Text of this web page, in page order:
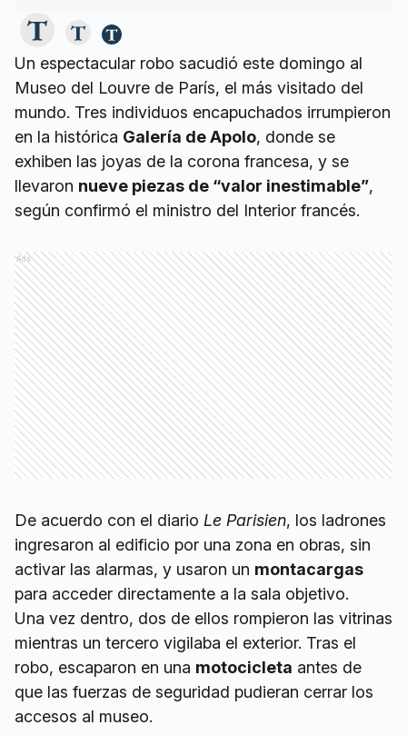
Un espectacular robo sacudió este domingo al
Museo del Louvre de París, el más visitado del
mundo. Tres individuos encapuchados irrumpieron
en la histórica Galería de Apolo, donde se
exhiben las joyas de la corona francesa, y se
llevaron nueve piezas de “valor inestimable”,
según confirmó el ministro del Interior francés.
Ads
De acuerdo con el diario Le Parisien, los ladrones
ingresaron al edificio por una zona en obras, sin
activar las alarmas, y usaron un montacargas
para acceder directamente a la sala objetivo.
Una vez dentro, dos de ellos rompieron las vitrinas
mientras un tercero vigilaba el exterior. Tras el
robo, escaparon en una motocicleta antes de
que las fuerzas de seguridad pudieran cerrar los
accesos al museo.